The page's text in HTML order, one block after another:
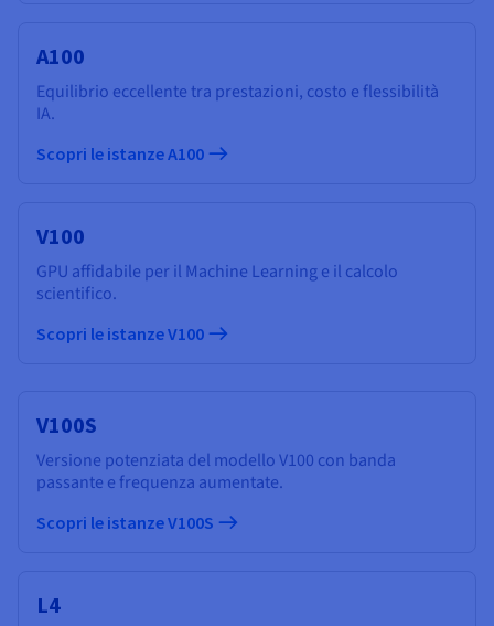
A100
Equilibrio eccellente tra prestazioni, costo e flessibilità
IA.
Scopri le istanze A100
V100
GPU affidabile per il Machine Learning e il calcolo
scientifico.
Scopri le istanze V100
V100S
Versione potenziata del modello V100 con banda
passante e frequenza aumentate.
Scopri le istanze V100S
L4